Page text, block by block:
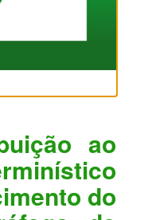
ao
do